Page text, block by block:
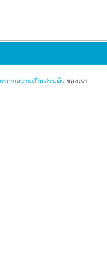
บายความเป็นส่วนตัว ของเรา